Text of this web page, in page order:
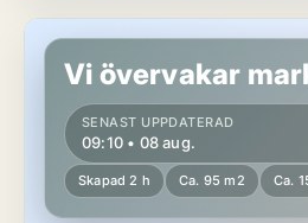
Lägenhet i Fosie
Vi övervakar
SENAST UPPDATERAD
09:10 • 08 aug.
Skapad 2 h Ca. 95 m2 Ca.